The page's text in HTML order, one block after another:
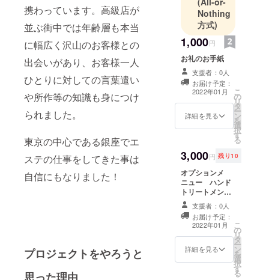
携わっています。高級店が
並ぶ街中では年齢層も本当
に幅広く沢山のお客様との
出会いがあり、お客様一人
ひとりに対しての言葉遣い
や所作等の知識も身につけ
られました。
東京の中心である銀座でエ
ステの仕事をしてきた事は
自信にもなりました！
プロジェクトをやろうと
思った理由
Nothing
方式)
1,000円
お礼のお手紙
支援者：0人
お届け予定：
2022年01月
詳細を見る
こ
の
リ
タ
ー
ン
を
選
択
す
る
3,000円 残り10
オプションメ
ニュー ハンド
トリートメント
10分提供
支援者：0人
お届け予定：
2022年01月
詳細を見る
こ
の
リ
タ
ー
ン
を
選
択
す
る